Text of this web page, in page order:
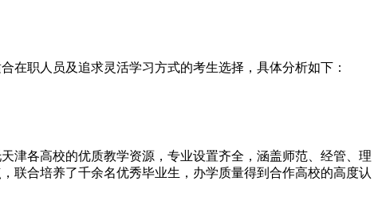
在职人员及追求灵活学习方式的考生选择，具体分析如下：
各高校的优质教学资源，专业设置齐全，涵盖师范、经管、理
联合培养了千余名优秀毕业生，办学质量得到合作高校的高度认